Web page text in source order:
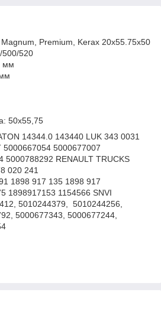
Premium, Kerax 20x55.75x50
500/520
мм
50x55,75
14344.0 143440 LUK 343 0031
5000667054 5000677007
5000788292 RENAULT TRUCKS
020 241
1898 917 135 1898 917
1898917153 1154566 SNVI
5010244379, 5010244256,
5000677343, 5000677244,